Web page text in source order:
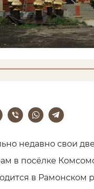
недавно свои
в посёлке
в Рамонском